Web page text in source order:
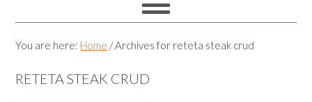
You are here: Home /Archives for reteta steak crud
RETETA STEAK CRUD